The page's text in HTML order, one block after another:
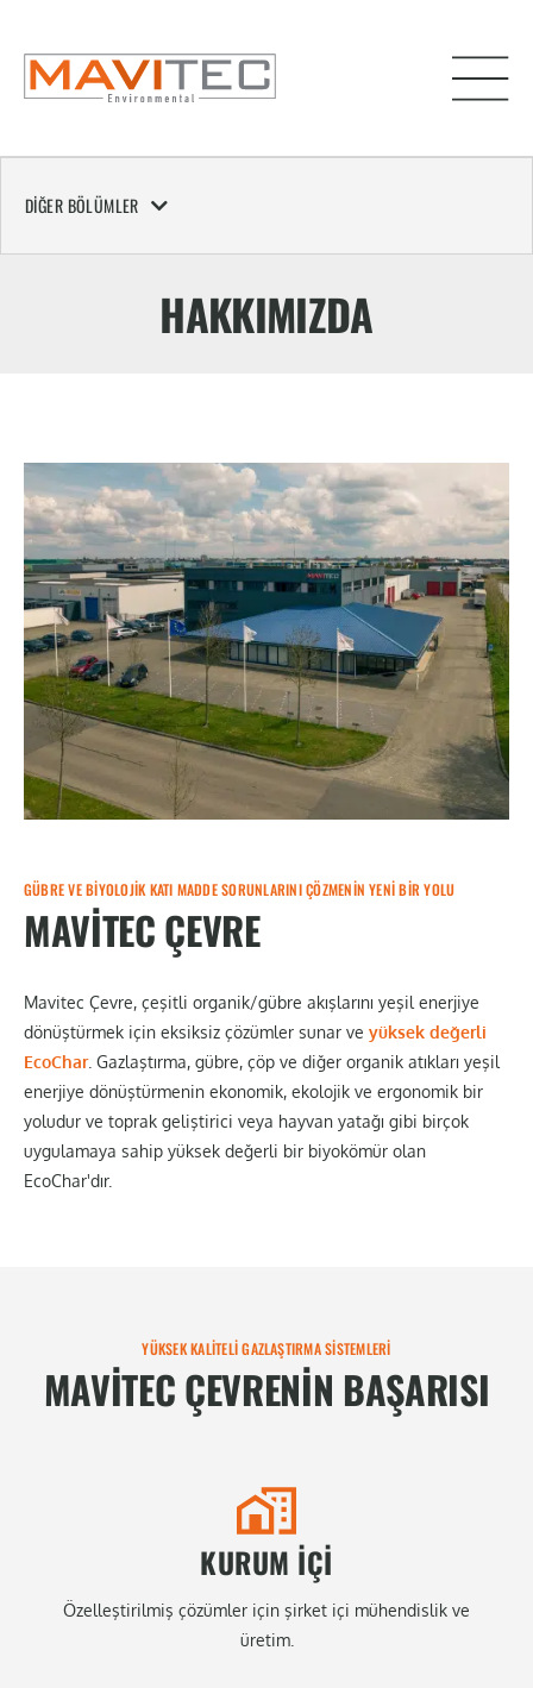
DIĞER BÖLÜMLER
HAKKIMIZDA
GÜBRE VE BIYOLOJIK KATI MADDE SORUNLARINI ÇÖZMENIN YENI BIR YOLU
MAVITEC ÇEVRE
Mavitec Çevre, çeşitli organik/gübre akışlarını yeşil enerjiye
dönüştürmek için eksiksiz çözümler sunar ve yüksek değerli
EcoChar. Gazlaştırma, gübre, çöp ve diğer organik atıkları yeşil
enerjiye dönüştürmenin ekonomik, ekolojik ve ergonomik bir
yoludur ve toprak geliştirici veya hayvan yatağı gibi birçok
uygulamaya sahip yüksek değerli bir biyokömür olan
EcoChar'dır.
YÜKSEK KALITELI GAZLAŞTIRMA SISTEMLERI
MAVITEC ÇEVRENIN BAŞARISI
KURUM IÇI
Özelleştirilmiş çözümler için şirket içi mühendislik ve
üretim.